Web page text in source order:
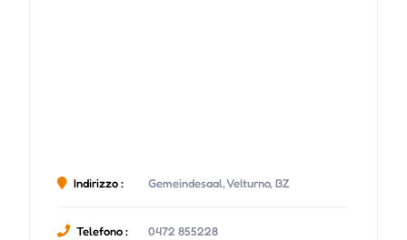
Indirizzo : Gemeindesaal, Velturno, BZ
Telefono : 0472 855228